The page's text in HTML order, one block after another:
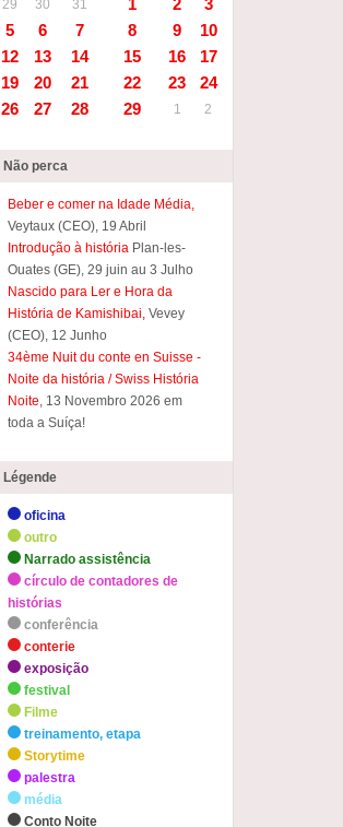
29
30 31 1 2 3
5
6 7 8 9 10
12
13 14 15 16 17
19
20 21 22 23 24
26
27 28 29 1 2
Não perca
Beber e comer na Idade Média,
Veytaux (CEO), 19 Abril
Introdução à história Plan-les-
Ouates (GE), 29 juin au 3 Julho
Nascido para Ler e Hora da
História de Kamishibai, Vevey
(CEO), 12 Junho
34ème Nuit du conte en Suisse -
Noite da história / Swiss História
Noite, 13 Novembro 2026 em
toda a Suíça!
Légende
oficina
outro
Narrado assistência
círculo de contadores de
histórias
conferência
conterie
exposição
festival
Filme
treinamento, etapa
Storytime
palestra
média
Conto Noite